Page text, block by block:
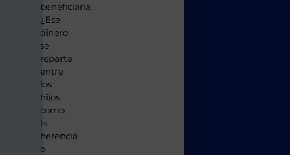
beneficiaria.
¿Ese
dinero
se
reparte
entre
los
hijos
como
la
herencia
o